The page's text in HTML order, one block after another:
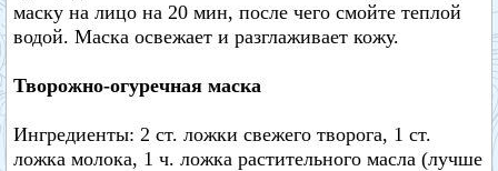
маску на лицо на 20 мин, после чего смойте теплой
водой. Маска освежает и разглаживает кожу.
Творожно-огуречная маска
Ингредиенты: 2 ст. ложки свежего творога, 1 ст.
ложка молока, 1 ч. ложка растительного масла (лучше